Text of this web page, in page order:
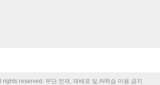
reserved. 무단 전재, 재배포 및 AI학습 이용 금지